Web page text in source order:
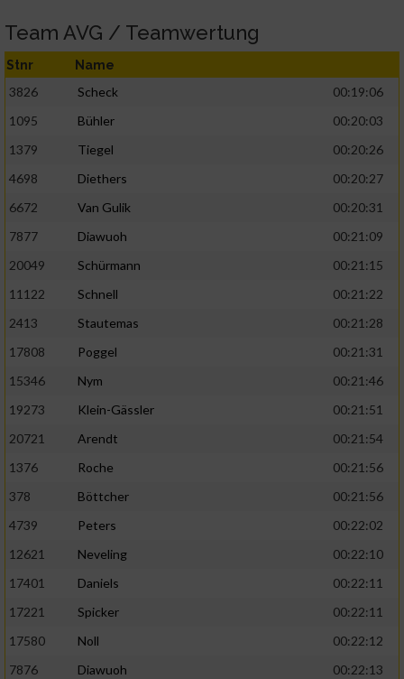
Team AVG / Teamwertung
Stnr Name
3826 Scheck
00:19:06
1095
Bühler
00:20:03
1379
Tiegel
00:20:26
4698
Diethers
00:20:27
6672
Van Gulik
00:20:31
7877
Diawuoh
00:21:09
20049
Schürmann
00:21:15
11122
Schnell
00:21:22
2413
Stautemas
00:21:28
17808
Poggel
00:21:31
15346
Nym
00:21:46
19273
Klein-Gässler
00:21:51
20721
Arendt
00:21:54
1376
Roche
00:21:56
378
Böttcher
00:21:56
4739
Peters
00:22:02
12621
Neveling
00:22:10
17401
Daniels
00:22:11
17221
Spicker
00:22:11
17580
Noll
00:22:12
7876
Diawuoh
00:22:13